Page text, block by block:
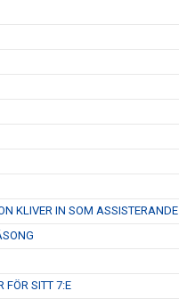
KLIVER IN SOM ASSISTERANDE
FÖR SITT 7:E